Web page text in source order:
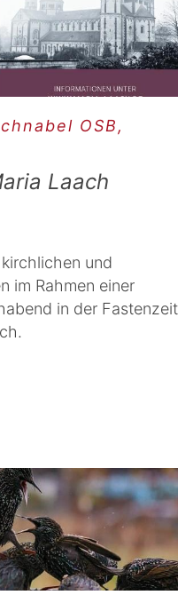
OSB,
Laach
und
im Rahmen einer
in der Fastenzeit